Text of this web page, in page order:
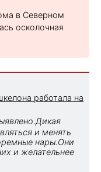
в Северном
осколочная
работала на
и менять
нары.Они
и желательнее